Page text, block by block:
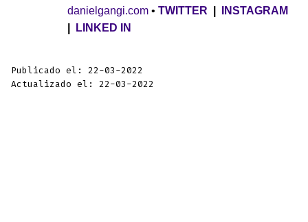
danielgangi.com • TWITTER
INSTAGRAM
LINKED IN
Publicado el: 22-03-2022
Actualizado el: 22-03-2022